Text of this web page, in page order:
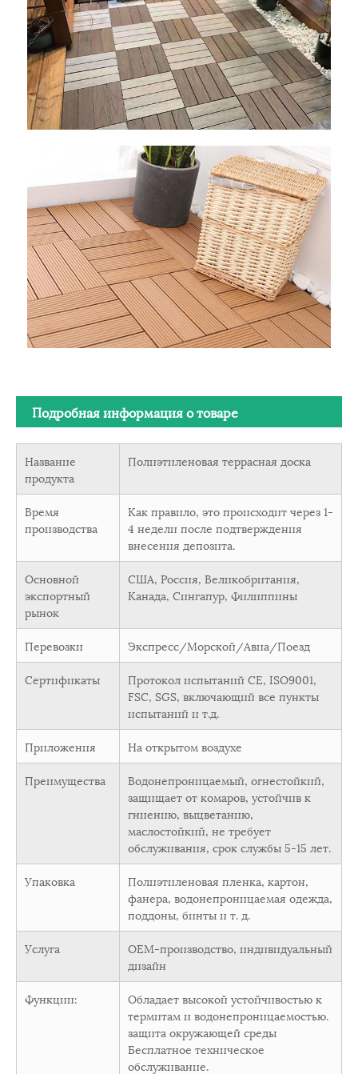
Подробная информация о товаре
Название
продукта
Полиэтиленовая террасная доска
Время
производства
Как правило, это происходит через 1-
4 недели после подтверждения
внесения депозита.
Основной
экспортный
рынок
США, Россия, Великобритания,
Канада, Сингапур, Филиппины
Перевозки
Экспресс/Морской/Авиа/Поезд
Сертификаты
Протокол испытаний CE, ISO9001,
FSC, SGS, включающий все пункты
испытаний и т.д.
Приложения
На открытом воздухе
Преимущества
Водонепроницаемый, огнестойкий,
защищает от комаров, устойчив к
гниению, выцветанию,
маслостойкий, не требует
обслуживания, срок службы 5-15 лет.
Упаковка
Полиэтиленовая пленка, картон,
фанера, водонепроницаемая одежда,
поддоны, бинты и т. д.
Услуга
OEM-производство, индивидуальный
дизайн
Функции:
Обладает высокой устойчивостью к
термитам и водонепроницаемостью.
защита окружающей среды
Бесплатное техническое
обслуживание.